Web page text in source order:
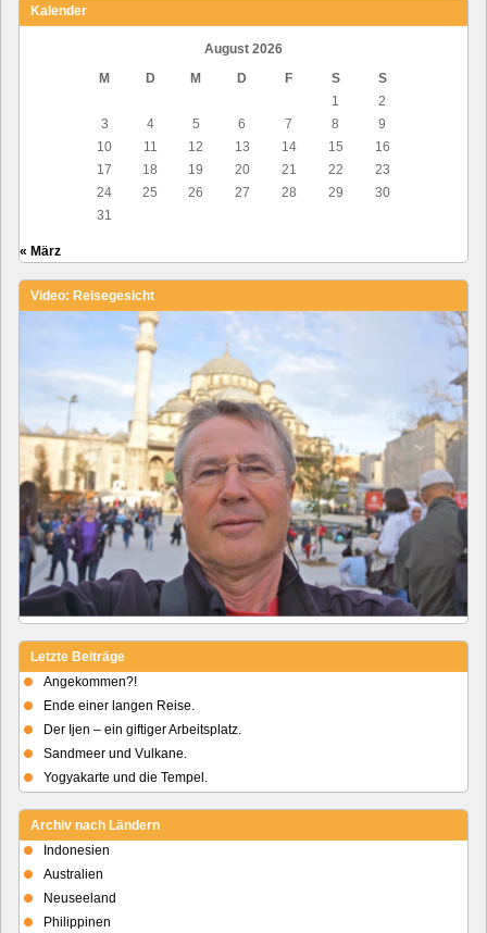
Kalender
August 2026
M
D M D F S
S
1
2
3
4 5 6 7 8
9
10
11 12 13 14 15
16
17
18 19 20 21 22
23
24
25 26 27 28 29
30
31
« März
Video: Reisegesicht
Letzte Beiträge
Angekommen?!
Ende einer langen Reise.
Der Ijen – ein giftiger Arbeitsplatz.
Sandmeer und Vulkane.
Yogyakarte und die Tempel.
Archiv nach Ländern
Indonesien
Australien
Neuseeland
Philippinen